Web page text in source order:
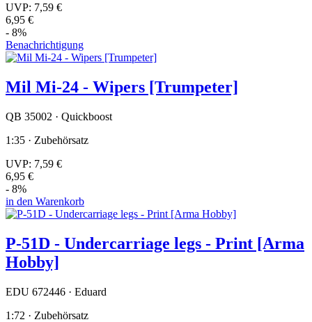
UVP: 7,59 €
6,95 €
- 8%
Benachrichtigung
Mil Mi-24 - Wipers [Trumpeter]
QB 35002 · Quickboost
1:35 · Zubehörsatz
UVP: 7,59 €
6,95 €
- 8%
in den Warenkorb
P-51D - Undercarriage legs - Print [Arma
Hobby]
EDU 672446 · Eduard
1:72 · Zubehörsatz